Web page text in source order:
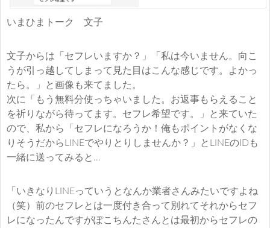
いまひまトーク 文子
文子からは「セフレいますか？」「私は今いません。向こ
うが引っ越してしまって見た目はこんな感じです。よかっ
たら。」と画像も来てました。
次に「もう無料分使っちゃいました。お返事もらえること
を祈りながら待ってます。セフレ希望です。」と来ていた
ので、私から「セフレになろうか！俺もポイントがなくな
りそうだからLINEでやりとりしませんか？」とLINEのIDも
一緒に送ってみると…
「いきなりLINEっていうとなんか業者さんみたいですよね
（笑）前のセフレとは一度付き合って別れてそれからセフ
レになったんですがぽこちんたさんとは最初からセフレの